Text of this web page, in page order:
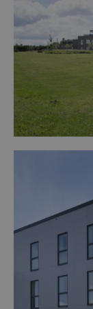
Opgaven er
totalrådgivning.